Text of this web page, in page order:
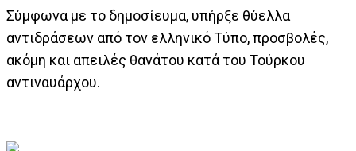
Σύμφωνα με το δημοσίευμα, υπήρξε θύελλα
αντιδράσεων από τον ελληνικό Τύπο, προσβολές,
ακόμη και απειλές θανάτου κατά του Τούρκου
αντιναυάρχου.